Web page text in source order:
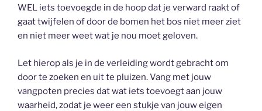
WEL iets toevoegde in de hoop dat je verward raakt of
gaat twijfelen of door de bomen het bos niet meer ziet
en niet meer weet wat je nou moet geloven.
Let hierop als je in de verleiding wordt gebracht om
door te zoeken en uit te pluizen. Vang met jouw
vangpoten precies dat wat iets toevoegt aan jouw
waarheid, zodat je weer een stukje van jouw eigen